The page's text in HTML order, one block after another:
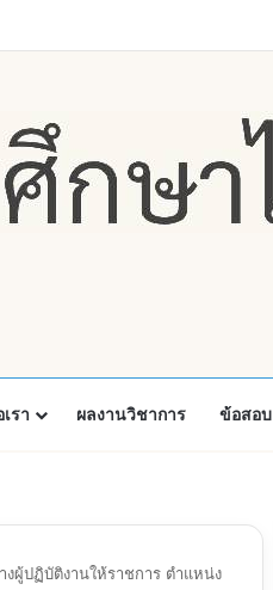
รา ผลงานวิชาการ ข้อสอบ
ผู้ปฏิบัติงานให้ราชการ ตำแหน่ง